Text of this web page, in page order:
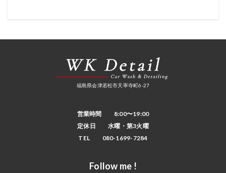
福島県会津若松市天寧寺町6-27
営業時間 8:00〜19:00
定休日 水曜・第3火曜
TEL 080-1699-7284
Follow me !